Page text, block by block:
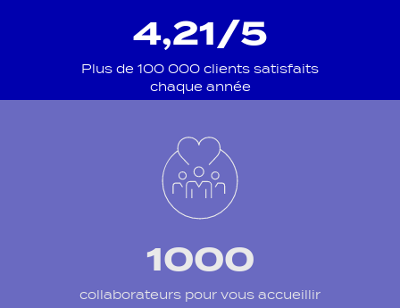
4,21/5
Plus de 100 000 clients satisfaits
chaque année
1000
collaborateurs pour vous accueillir